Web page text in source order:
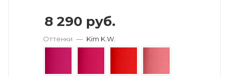
8 290 руб.
Оттенки — Kim K.W.